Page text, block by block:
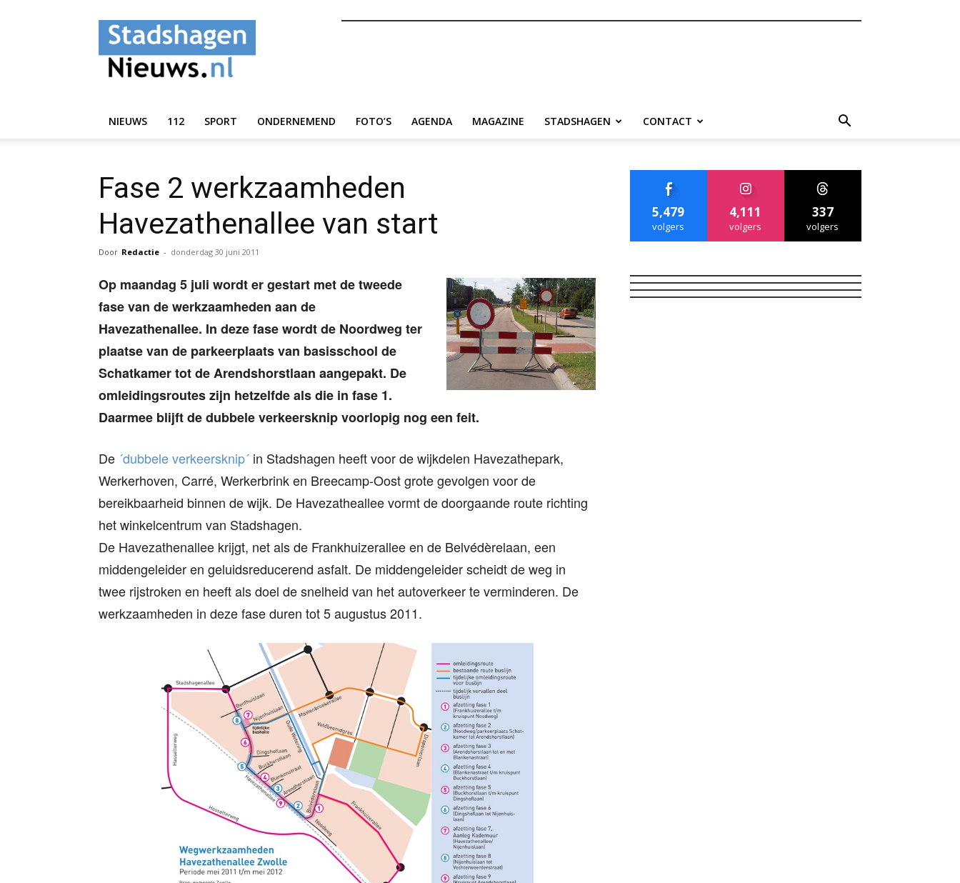
StadshagenNieuws.nl
NIEUWS 112 SPORT ONDERNEMEND FOTO’S AGENDA MAGAZINE STADSHAGEN CONTACT
Fase 2 werkzaamheden
Havezathenallee van start
Door Redactie - donderdag 30 juni 2011
Op maandag 5 juli wordt er gestart met de tweede
fase van de werkzaamheden aan de
Havezathenallee. In deze fase wordt de Noordweg ter
plaatse van de parkeerplaats van basisschool de
Schatkamer tot de Arendshorstlaan aangepakt. De
omleidingsroutes zijn hetzelfde als die in fase 1.
Daarmee blijft de dubbele verkeersknip voorlopig nog een feit.
De ´dubbele verkeersknip´ in Stadshagen heeft voor de wijkdelen Havezathepark,
Werkerhoven, Carré, Werkerbrink en Breecamp-Oost grote gevolgen voor de
bereikbaarheid binnen de wijk. De Havezatheallee vormt de doorgaande route richting
het winkelcentrum van Stadshagen.
De Havezathenallee krijgt, net als de Frankhuizerallee en de Belvédèrelaan, een
middengeleider en geluidsreducerend asfalt. De middengeleider scheidt de weg in
twee rijstroken en heeft als doel de snelheid van het autoverkeer te verminderen. De
werkzaamheden in deze fase duren tot 5 augustus 2011.
5,479
volgers
4,111
volgers
337
volgers